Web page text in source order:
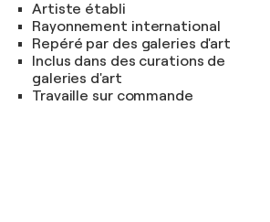
Artiste établi
Rayonnement international
Repéré par des galeries d'art
Inclus dans des curations de
galeries d'art
Travaille sur commande